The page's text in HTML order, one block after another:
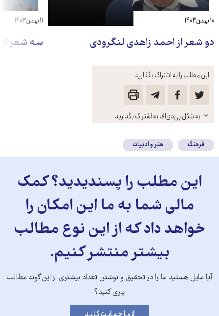
این مطلب را به اشتراک بگذارید
باز
کنید
به شکل پی‌دی‌اف به اشتراک بگذارید
دو شعر از احمد زاهدی لنگرودی
۱۰ بهمن ۱۴۰۳
سه شعر
۱۱ بهمن ۱۴۰۳
فرهنگ هنر و ادبیات
این مطلب را پسندیدید؟ کمک
مالی شما به ما این امکان را
خواهد داد که از این نوع مطالب
بیشتر منتشر کنیم.
آیا مایل هستید ما را در تحقیق و نوشتن تعداد بیشتری از این‌گونه مطالب
یاری کنید؟